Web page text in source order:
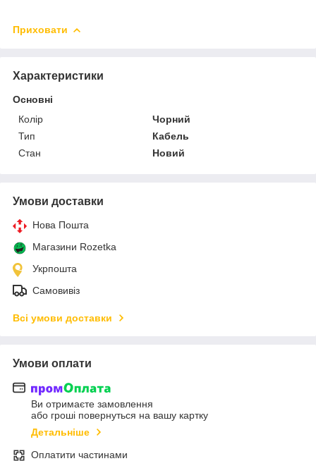
Приховати
Характеристики
Основні
Колір
Чорний
Тип
Кабель
Стан
Новий
Умови доставки
Нова Пошта
Магазини Rozetka
Укрпошта
Самовивіз
Всі умови доставки
Умови оплати
Ви отримаєте замовлення
або гроші повернуться на вашу картку
Детальніше
Оплатити частинами